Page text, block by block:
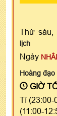
Thứ sáu,
lịch
Ngày
Hoàng
GIỜ
Tí (23:00-
(11:00-